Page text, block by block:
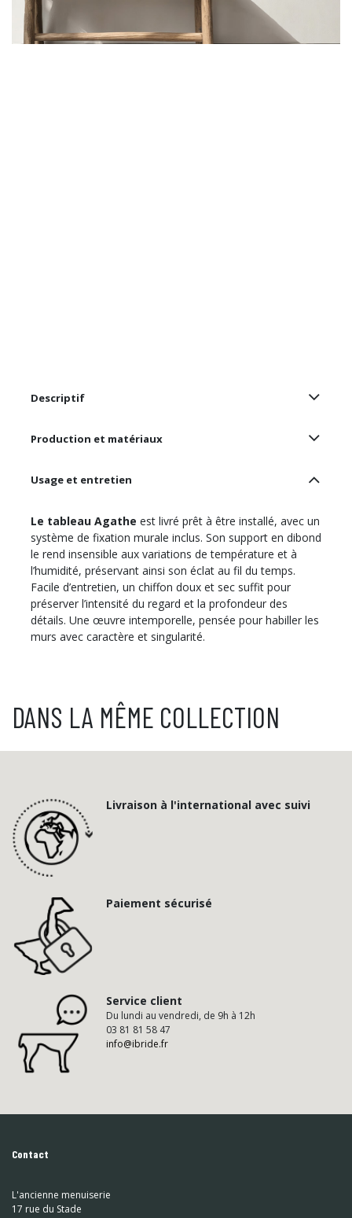
Descriptif
Production et matériaux
Usage et entretien
Le tableau Agathe est livré prêt à être installé, avec un
système de fixation murale inclus. Son support en dibond
le rend insensible aux variations de température et à
l’humidité, préservant ainsi son éclat au fil du temps.
Facile d’entretien, un chiffon doux et sec suffit pour
préserver l’intensité du regard et la profondeur des
détails. Une œuvre intemporelle, pensée pour habiller les
murs avec caractère et singularité.
DANS LA MÊME COLLECTION
Livraison à l'international avec suivi
Paiement sécurisé
Service client
Du lundi au vendredi, de 9h à 12h
03 81 81 58 47
info@ibride.fr
Contact
L'ancienne menuiserie
17 rue du Stade